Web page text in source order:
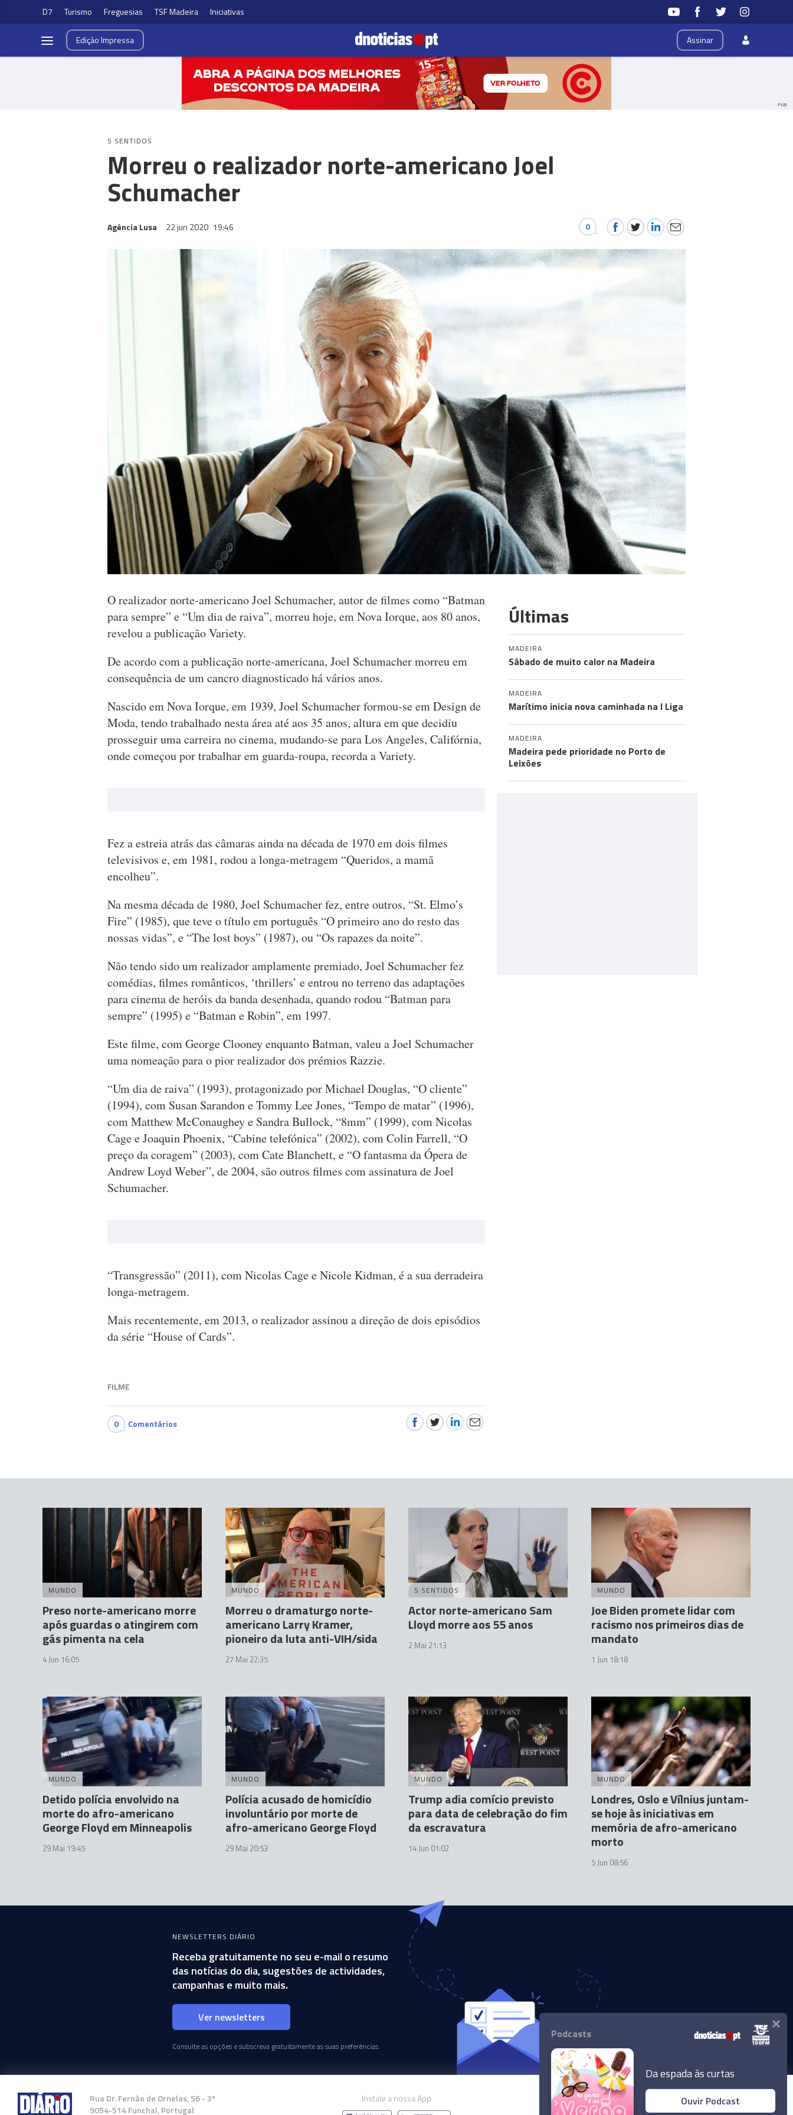
D7 Turismo Freguesias TSF Madeira Iniciativas
Assinar
EdiçãoImpressa
PUB
5 SENTIDOS
Morreu o realizador norte-americano Joel
Schumacher
Agência Lusa 22 jun 2020 19:46 0
O realizador norte-americano Joel Schumacher, autor de filmes como “Batman
para sempre” e “Um dia de raiva”, morreu hoje, em Nova Iorque, aos 80 anos,
revelou a publicação Variety.
De acordo com a publicação norte-americana, Joel Schumacher morreu em
consequência de um cancro diagnosticado há vários anos.
Nascido em Nova Iorque, em 1939, Joel Schumacher formou-se em Design de
Moda, tendo trabalhado nesta área até aos 35 anos, altura em que decidiu
prosseguir uma carreira no cinema, mudando-se para Los Angeles, Califórnia,
onde começou por trabalhar em guarda-roupa, recorda a Variety.
Fez a estreia atrás das câmaras ainda na década de 1970 em dois filmes
televisivos e, em 1981, rodou a longa-metragem “Queridos, a mamã
encolheu”.
Na mesma década de 1980, Joel Schumacher fez, entre outros, “St. Elmo’s
Fire” (1985), que teve o título em português “O primeiro ano do resto das
nossas vidas”, e “The lost boys” (1987), ou “Os rapazes da noite”.
Não tendo sido um realizador amplamente premiado, Joel Schumacher fez
comédias, filmes românticos, ‘thrillers’ e entrou no terreno das adaptações
para cinema de heróis da banda desenhada, quando rodou “Batman para
sempre” (1995) e “Batman e Robin”, em 1997.
Este filme, com George Clooney enquanto Batman, valeu a Joel Schumacher
uma nomeação para o pior realizador dos prémios Razzie.
“Um dia de raiva” (1993), protagonizado por Michael Douglas, “O cliente”
(1994), com Susan Sarandon e Tommy Lee Jones, “Tempo de matar” (1996),
com Matthew McConaughey e Sandra Bullock, “8mm” (1999), com Nicolas
Cage e Joaquin Phoenix, “Cabine telefónica” (2002), com Colin Farrell, “O
preço da coragem” (2003), com Cate Blanchett, e “O fantasma da Ópera de
Andrew Loyd Weber”, de 2004, são outros filmes com assinatura de Joel
Schumacher.
“Transgressão” (2011), com Nicolas Cage e Nicole Kidman, é a sua derradeira
longa-metragem.
Mais recentemente, em 2013, o realizador assinou a direção de dois episódios
da série “House of Cards”.
FILME
0 Comentários
Últimas
MADEIRA
Sábado de muito calor na Madeira
MADEIRA
Marítimo inicia nova caminhada na I Liga
MADEIRA
Madeira pede prioridade no Porto de
Leixões
MUNDO
Preso norte-americano morre
após guardas o atingirem com
gás pimenta na cela
4 Jun 16:05
MUNDO
Morreu o dramaturgo norte-
americano Larry Kramer,
pioneiro da luta anti-VIH/sida
27 Mai 22:35
5 SENTIDOS
Actor norte-americano Sam
Lloyd morre aos 55 anos
2 Mai 21:13
MUNDO
Joe Biden promete lidar com
racismo nos primeiros dias de
mandato
1 Jun 18:18
MUNDO
Detido polícia envolvido na
morte do afro-americano
George Floyd em Minneapolis
29 Mai 19:45
MUNDO
Polícia acusado de homicídio
involuntário por morte de
afro-americano George Floyd
29 Mai 20:53
MUNDO
Trump adia comício previsto
para data de celebração do fim
da escravatura
14 Jun 01:02
MUNDO
Londres, Oslo e Vílnius juntam-
se hoje às iniciativas em
memória de afro-americano
morto
5 Jun 08:56
NEWSLETTERS DIÁRIO
Receba gratuitamente no seu e-mail o resumo
das notícias do dia, sugestões de actividades,
campanhas e muito mais.
Ver newsletters
Consulte as opções e subscreva gratuitamente as suas preferências.
Rua Dr. Fernão de Ornelas, 56 - 3º
9054-514 Funchal, Portugal
Instale a nossa App
Podcasts
Da espada às curtas
Ouvir Podcast
×